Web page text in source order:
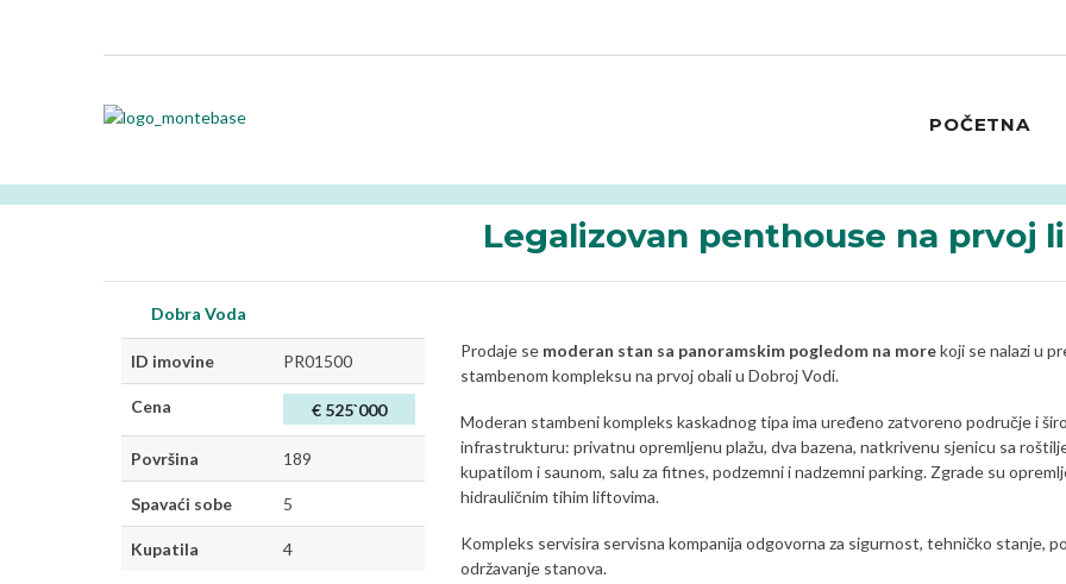
POČETNA
Legalizovan penthouse na prvoj
Dobra Voda
ID imovine PR01500
Cena € 525`000
Površina 189
Spavaći sobe 5
Kupatila 4
Prodaje se moderan stan sa panoramskim pogledom na morekoji se nalazi u
stambenom kompleksu na prvoj obali u Dobroj Vodi.
Moderan stambeni kompleks kaskadnog tipa ima uređeno zatvoreno područje i
infrastrukturu: privatnu opremljenu plažu, dva bazena, natkrivenu sjenicu sa
kupatilom i saunom, salu za fitnes, podzemni i nadzemni parking. Zgrade su
hidrauličnim tihim liftovima.
Kompleks servisira servisna kompanija odgovorna za sigurnost, tehničko stanje,
održavanje stanova.